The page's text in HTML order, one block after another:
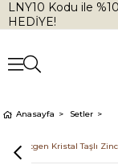
LNY10 Kodu ile
HEDİYE!
Anasayfa Setler
Dikdörtgen Kristal Taşlı